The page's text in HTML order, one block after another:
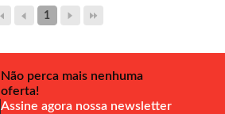
1
Não perca mais nenhuma
oferta!
Assine agora nossa newsletter